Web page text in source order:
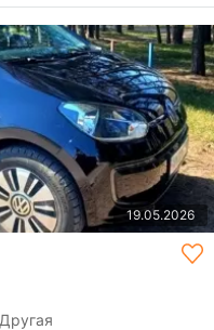
19.05.2026
Другая